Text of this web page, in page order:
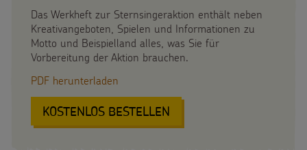
Sternsinger-Stiftung
Spende als Geschenk
Anlassspenden
Zinsen den Kindern
Spiele
Werde Sternsinger!
SHOP SPENDEN
Suche
Suchbegriff
Das Werkheft zur Sternsingeraktion enthält neben
Kreativangeboten, Spielen und Informationen zu
Motto und Beispielland alles, was Sie für
Vorbereitung der Aktion brauchen.
PDF herunterladen
KOSTENLOS BESTELLEN
WERKHEFT